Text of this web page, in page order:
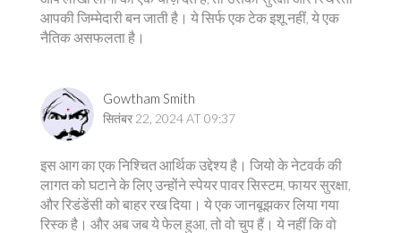
आपकी जिम्मेदारी बन जाती है। ये सिर्फ एक टेक इशू नहीं, ये एक
नैतिक असफलता है।
Gowtham Smith
सितंबर 22, 2024 AT 09:37
इस आग का एक निश्चित आर्थिक उद्देश्य है। जियो के नेटवर्क की
लागत को घटाने के लिए उन्होंने स्पेयर पावर सिस्टम, फायर सुरक्षा,
और रिडंडेंसी को बाहर रख दिया। ये एक जानबूझकर लिया गया
रिस्क है। और अब जब ये फेल हुआ, तो वो चुप हैं। ये नहीं कि वो